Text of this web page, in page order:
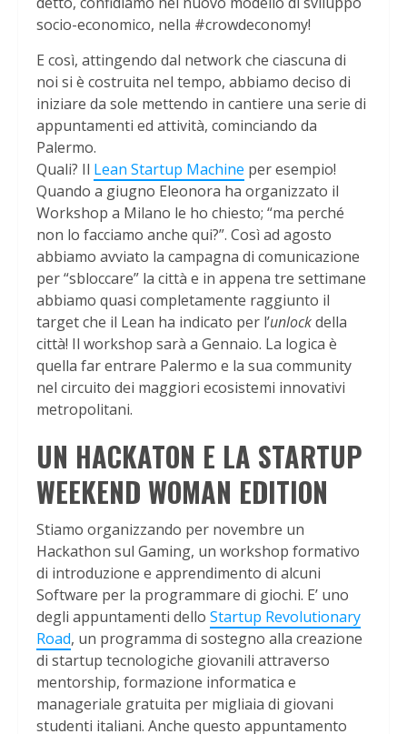
socio-economico, nella #crowdeconomy!
E così, attingendo dal network che ciascuna di
noi si è costruita nel tempo, abbiamo deciso di
iniziare da sole mettendo in cantiere una serie di
appuntamenti ed attività, cominciando da
Palermo.
Quali? Il Lean Startup Machine per esempio!
Quando a giugno Eleonora ha organizzato il
Workshop a Milano le ho chiesto; “ma perché
non lo facciamo anche qui?”. Così ad agosto
abbiamo avviato la campagna di comunicazione
per “sbloccare” la città e in appena tre settimane
abbiamo quasi completamente raggiunto il
target che il Lean ha indicato per l’unlockdella
città! Il workshop sarà a Gennaio. La logica è
quella far entrare Palermo e la sua community
nel circuito dei maggiori ecosistemi innovativi
metropolitani.
UN HACKATON E LA STARTUP
WEEKEND WOMAN EDITION
Stiamo organizzando per novembre un
Hackathon sul Gaming, un workshop formativo
di introduzione e apprendimento di alcuni
Software per la programmare di giochi. E’ uno
degli appuntamenti dello Startup Revolutionary
Road, un programma di sostegno alla creazione
di startup tecnologiche giovanili attraverso
mentorship, formazione informatica e
manageriale gratuita per migliaia di giovani
studenti italiani. Anche questo appuntamento